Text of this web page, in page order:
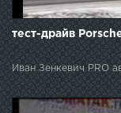
тест-драйв Porsche
Иван Зенкевич PRO